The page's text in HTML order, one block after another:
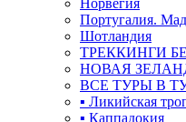
Норвегия
Португалия.
Шотландия
ТРЕККИНГИ
НОВАЯ
ВСЕ ТУРЫ В
▪ Ликийская
▪ Каппадокия